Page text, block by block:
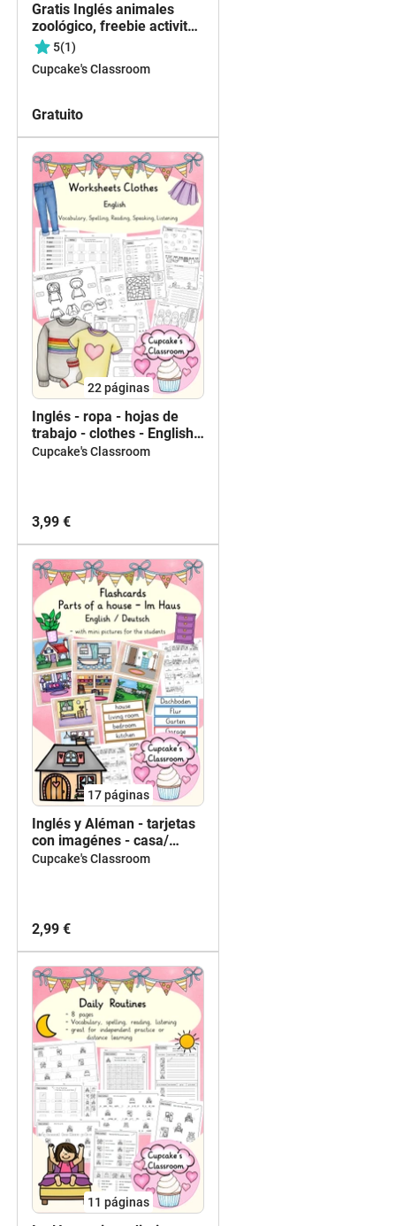
Gratis Inglés animales
zoológico, freebie activity
zoo animals 1 cut and
paste, English
5(1)
Cupcake's Classroom
Gratuito
22páginas
Inglés - ropa - hojas de
trabajo - clothes - English -
worksheets
Cupcake's Classroom
3,99 €
17páginas
Inglés y Aléman - tarjetas
con imagénes - casa/
habitaciones - Flashcards
Cupcake's Classroom
2,99 €
11 páginas